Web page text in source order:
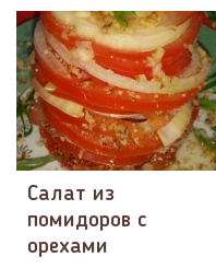
Салат из
помидоров с
орехами